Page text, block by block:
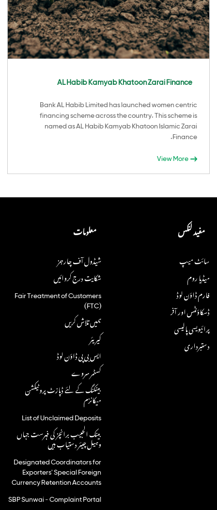
AL Habib Kamyab Khatoon Zarai Finance
Bank AL Habib Limited has launched women centric
financing scheme across the country. This scheme is
named as AL Habib Kamyab Khatoon Islamic Zarai
Finance.
View More
مفید لنکس
سائٹ میپ
میڈیا روم
فارم ڈاؤن لوڈ
ڈسکاؤنٹس اور آفر
پرائیویسی پالیسی
دستبرداری
معلومات
شیڈول آف چارجز
شکایت درج کروائیں
Fair Treatment of Customers
(FTC)
ہمیں تلاش کریں
کیریئر
ایس بی پی ڈاؤن لوڈ
کسٹمر سروے
بینکنگ کے لئے ڈپازٹ پروٹیکشن
میکانزم
List of Unclaimed Deposits
بینک الحبیب برانچز کی فہرست جہاں
وہیل چیئر دستیاب ہیں
Designated Coordinators for
Exporters' Special Foreign
Currency Retention Accounts
SBP Sunwai - Complaint Portal